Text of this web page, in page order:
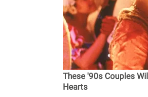
These '90s Couples
Hearts